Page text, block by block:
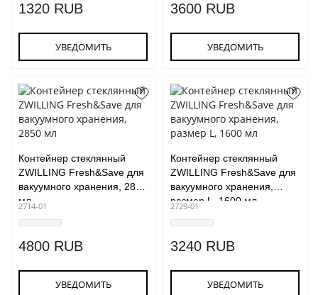
1320 RUB
УВЕДОМИТЬ
3600 RUB
УВЕДОМИТЬ
Контейнер стеклянный
ZWILLING Fresh&Save для
вакуумного хранения, 2850
мл
2714-01
4800 RUB
УВЕДОМИТЬ
Контейнер стеклянный
ZWILLING Fresh&Save для
вакуумного хранения,
размер L, 1600 мл
2729-01
3240 RUB
УВЕДОМИТЬ